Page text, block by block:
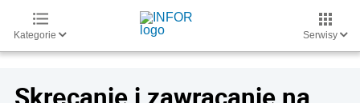
Kategorie Serwisy